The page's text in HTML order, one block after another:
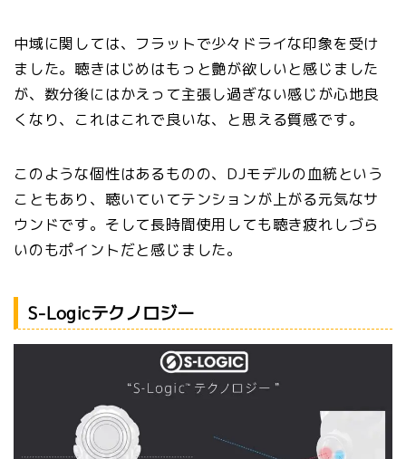
中域に関しては、フラットで少々ドライな印象を受け
ました。聴きはじめはもっと艶が欲しいと感じました
が、数分後にはかえって主張し過ぎない感じが心地良
くなり、これはこれで良いな、と思える質感です。
このような個性はあるものの、DJモデルの血統という
こともあり、聴いていてテンションが上がる元気なサ
ウンドです。そして長時間使用しても聴き疲れしづら
いのもポイントだと感じました。
S-Logicテクノロジー